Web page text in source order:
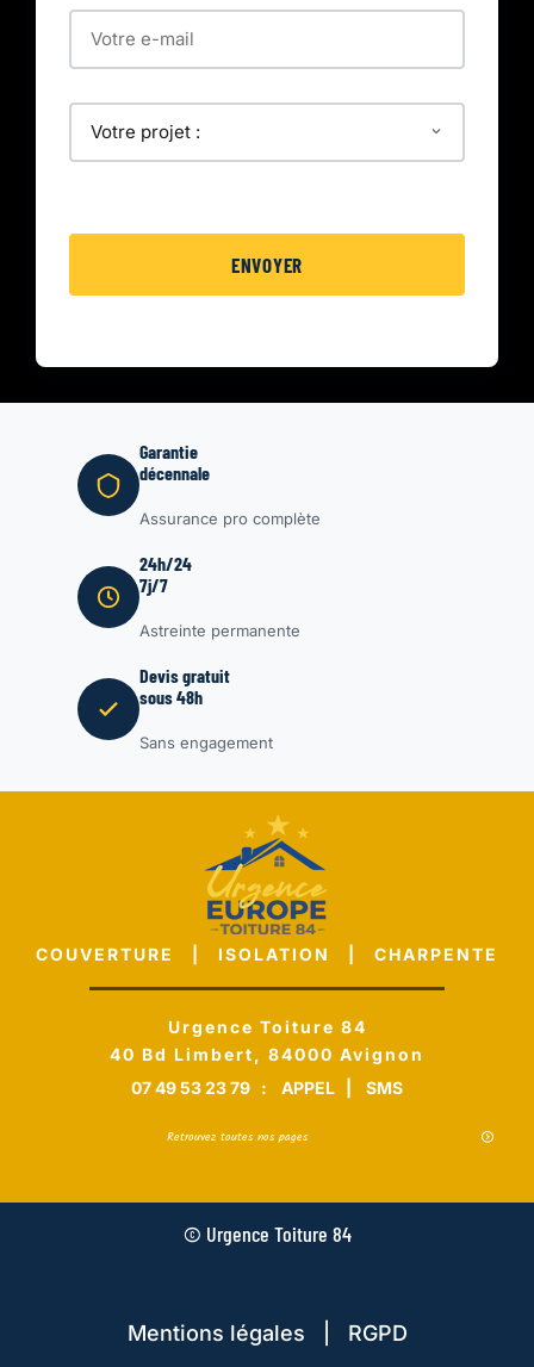
Garantie
décennale
Assurance pro complète
24h/24
7j/7
Astreinte permanente
Devis gratuit
sous 48h
Sans engagement
COUVERTURE | ISOLATION | CHARPENTE
Urgence Toiture 84
40 Bd Limbert, 84000 Avignon
07 49 53 23 79 : APPEL SMS
Retrouvez toutes nos pages
© Urgence Toiture 84
Mentions légales | RGPD